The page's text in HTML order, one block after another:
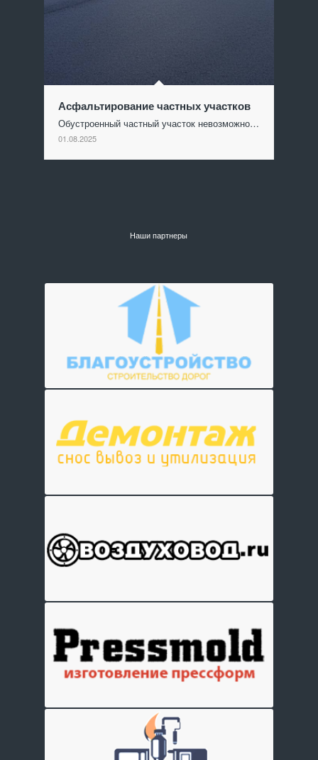
Асфальтирование частных участков
Обустроенный частный участок невозможно…
01.08.2025
Наши партнеры